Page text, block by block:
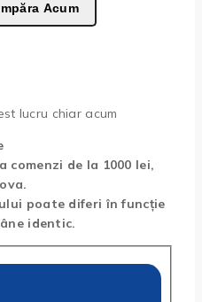
Acum
lucru chiar acum
de la 1000 lei,
poate diferi în funcție
identic.